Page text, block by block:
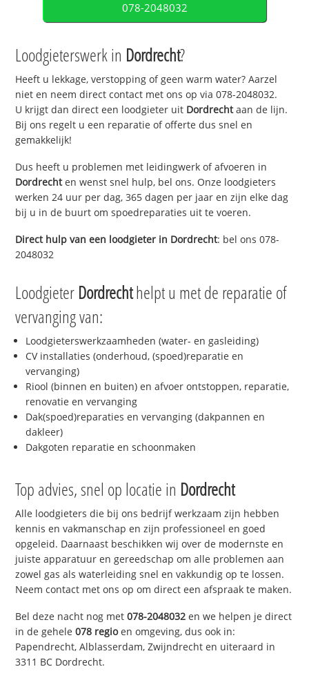
078-2048032
Loodgieterswerk in Dordrecht?
Heeft u lekkage, verstopping of geen warm water? Aarzel
niet en neem direct contact met ons op via 078-2048032.
U krijgt dan direct een loodgieter uit Dordrechtaan de lijn.
Bij ons regelt u een reparatie of offerte dus snel en
gemakkelijk!
Dus heeft u problemen met leidingwerk of afvoeren in
Dordrechten wenst snel hulp, bel ons. Onze loodgieters
werken 24 uur per dag, 365 dagen per jaar en zijn elke dag
bij u in de buurt om spoedreparaties uit te voeren.
Direct hulp van een loodgieter in Dordrecht: bel ons 078-
2048032
Loodgieter Dordrechthelpt u met de reparatie of
vervanging van:
Loodgieterswerkzaamheden (water- en gasleiding)
CV installaties (onderhoud, (spoed)reparatie en
vervanging)
Riool (binnen en buiten) en afvoer ontstoppen, reparatie,
renovatie en vervanging
Dak(spoed)reparaties en vervanging (dakpannen en
dakleer)
Dakgoten reparatie en schoonmaken
Top advies, snel op locatie in Dordrecht
Alle loodgieters die bij ons bedrijf werkzaam zijn hebben
kennis en vakmanschap en zijn professioneel en goed
opgeleid. Daarnaast beschikken wij over de modernste en
juiste apparatuur en gereedschap om alle problemen aan
zowel gas als waterleiding snel en vakkundig op te lossen.
Neem contact met ons op om direct een afspraak te maken.
Bel deze nacht nog met078-2048032 en we helpen je direct
in de gehele078 regioen omgeving, dus ook in:
Papendrecht, Alblasserdam, Zwijndrecht en uiteraard in
3311 BC Dordrecht.